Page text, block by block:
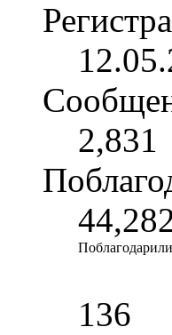
2,831
136